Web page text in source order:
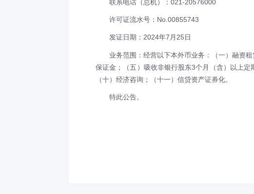
联系电话（总机）： 021-20576000
许可证流水号： No.00855743
发证日期： 2024年7月25日
业务范围：经营以下本外币业务：（一）融资
保证金；（五）吸收非银行股东3个月（含）以上定
（十）经济咨询；（十一）信贷资产证券化。
特此公告。